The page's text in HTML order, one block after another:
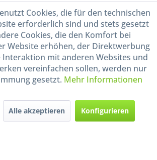
mit BIO-Weinen
DE-ÖKO-009
Cookies, die für den technischen
erforderlich sind und stets gesetzt
Cookies, die den Komfort bei
Website erhöhen, der Direktwerbung
Interaktion mit anderen Websites und
vereinfachen sollen, werden nur
gesetzt. Mehr Informationen
Alle akzeptieren Konfigurieren